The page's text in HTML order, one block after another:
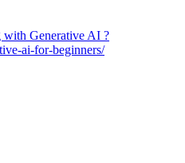
with Generative AI ?
ai-for-beginners/